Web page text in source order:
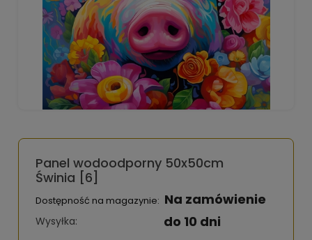
Panel wodoodporny 50x50cm
Świnia [6]
Dostępność na magazynie: Na zamówienie
Wysyłka: do 10 dni